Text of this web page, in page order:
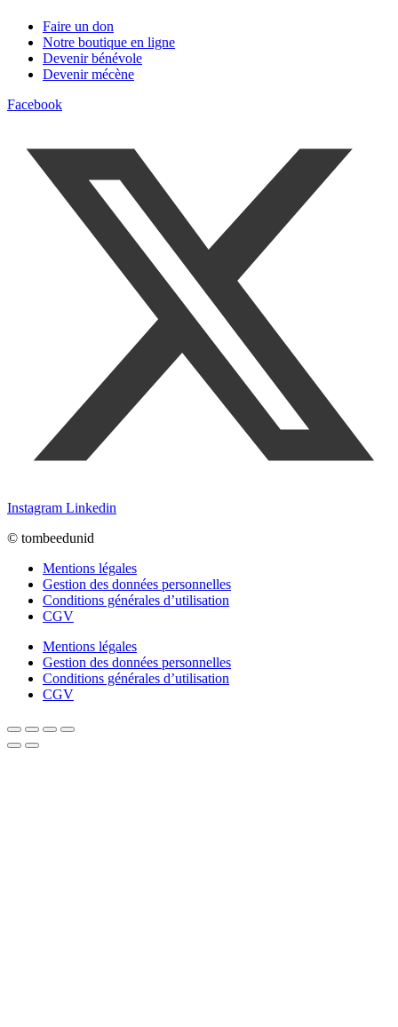
Faire un don
Notre boutique en ligne
Devenir bénévole
Devenir mécène
Facebook
Instagram Linkedin
© tombeedunid
Mentions légales
Gestion des données personnelles
Conditions générales d’utilisation
CGV
Mentions légales
Gestion des données personnelles
Conditions générales d’utilisation
CGV